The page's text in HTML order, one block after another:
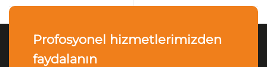
Profosyonel hizmetlerimizden
faydalanın